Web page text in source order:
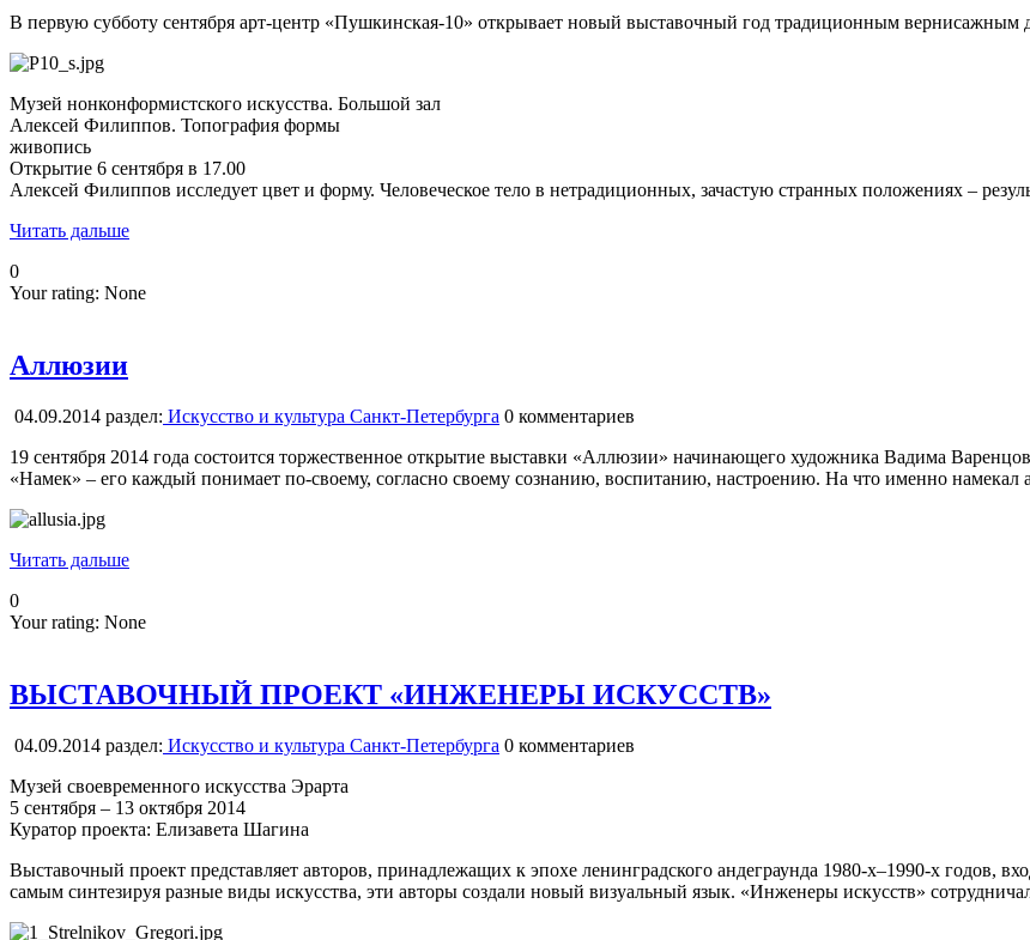
В первую субботу сентября арт-центр «Пушкинская-10» открывает новый выставочный год традиционным вернисажным
Музей нонконформистского искусства. Большой зал
Алексей Филиппов. Топография формы
живопись
Открытие 6 сентября в 17.00
Алексей Филиппов исследует цвет и форму. Человеческое тело в нетрадиционных, зачастую странных положениях –
Читать дальше
0
Your rating: None
Аллюзии
04.09.2014 раздел: Искусство и культура Санкт-Петербурга 0 комментариев
19 сентября 2014 года состоится торжественное открытие выставки «Аллюзии» начинающего художника Вадима
«Намек» – его каждый понимает по-своему, согласно своему сознанию, воспитанию, настроению. На что именно намекал
Читать дальше
0
Your rating: None
ВЫСТАВОЧНЫЙ ПРОЕКТ «ИНЖЕНЕРЫ ИСКУССТВ»
04.09.2014 раздел: Искусство и культура Санкт-Петербурга 0 комментариев
Музей своевременного искусства Эрарта
5 сентября – 13 октября 2014
Куратор проекта: Елизавета Шагина
Выставочный проект представляет авторов, принадлежащих к эпохе ленинградского андеграунда 1980-х–1990-х
самым синтезируя разные виды искусства, эти авторы создали новый визуальный язык. «Инженеры искусств»